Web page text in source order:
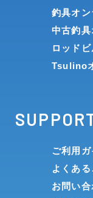
釣具オ
中古釣
ロッド
Tsulino
ご利用ガ
よくある
お問い合